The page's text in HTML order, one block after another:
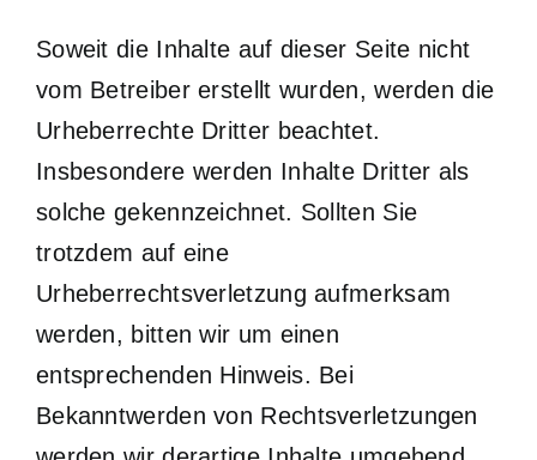
Soweit die Inhalte auf dieser Seite nicht
vom Betreiber erstellt wurden, werden die
Urheberrechte Dritter beachtet.
Insbesondere werden Inhalte Dritter als
solche gekennzeichnet. Sollten Sie
trotzdem auf eine
Urheberrechtsverletzung aufmerksam
werden, bitten wir um einen
entsprechenden Hinweis. Bei
Bekanntwerden von Rechtsverletzungen